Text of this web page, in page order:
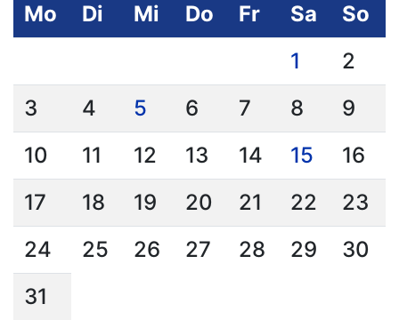
Mo
Di Mi Do Fr Sa
So
1
2
3
4 5 6 7 8
9
10
11 12 13 14 15
16
17
18 19 20 21 22
23
24
25 26 27 28 29
30
31